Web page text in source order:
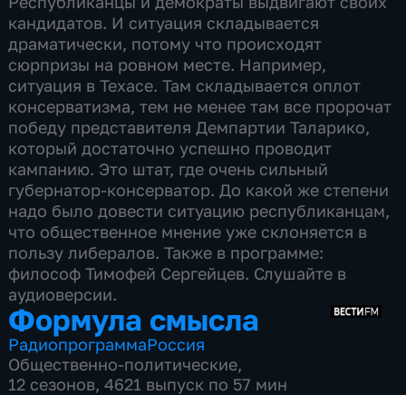
кандидатов. И ситуация складывается
драматически, потому что происходят
сюрпризы на ровном месте. Например,
ситуация в Техасе. Там складывается оплот
консерватизма, тем не менее там все пророчат
победу представителя Демпартии Таларико,
который достаточно успешно проводит
кампанию. Это штат, где очень сильный
губернатор-консерватор. До какой же степени
надо было довести ситуацию республиканцам,
что общественное мнение уже склоняется в
пользу либералов. Также в программе:
философ Тимофей Сергейцев. Слушайте в
аудиоверсии.
Формула смысла
РадиопрограммаРоссия
Общественно-политические,
12 сезонов, 4621 выпуск по 57 мин